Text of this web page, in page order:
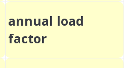
annual load
factor